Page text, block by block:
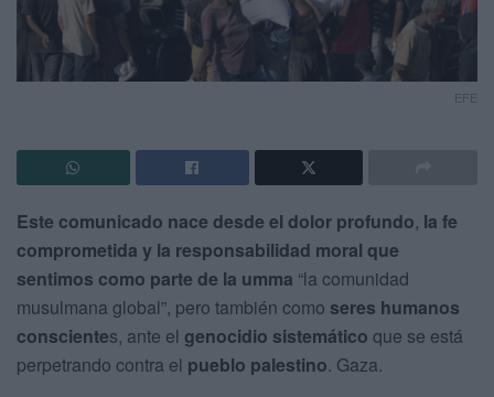
EFE
Este comunicado nace desde el dolor profundo, la fe
comprometida y la responsabilidad moral que
sentimos como parte de la umma “la comunidad
musulmana global”, pero también como seres humanos
conscientes, ante el genocidio sistemático que se está
perpetrando contra el pueblo palestino. Gaza.